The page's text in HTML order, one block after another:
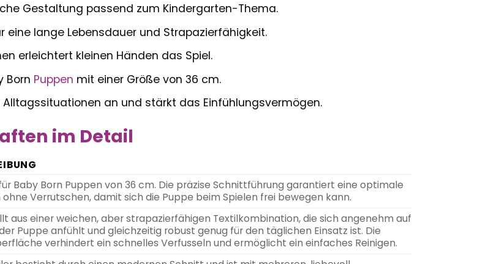
Gestaltung passend zum Kindergarten-Thema.
eine lange Lebensdauer und Strapazierfähigkeit.
erleichtert kleinen Händen das Spiel.
Born Puppen mit einer Größe von 36 cm.
Alltagssituationen an und stärkt das Einfühlungsvermögen.
im Detail
Baby Born Puppen von 36 cm. Die präzise Schnittführung garantiert eine optimale
ohne Verrutschen, damit sich die Puppe beim Spielen frei bewegen kann.
aus einer weichen, aber strapazierfähigen Textilkombination, die sich angenehm auf
Puppe anfühlt und gleichzeitig robust genug für den täglichen Einsatz ist. Die
verhindert ein schnelles Verfusseln und ermöglicht ein einfaches Reinigen.